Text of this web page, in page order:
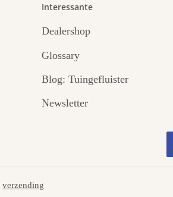
Interessante
Dealershop
Glossary
Blog: Tuingefluister
Newsletter
verzending